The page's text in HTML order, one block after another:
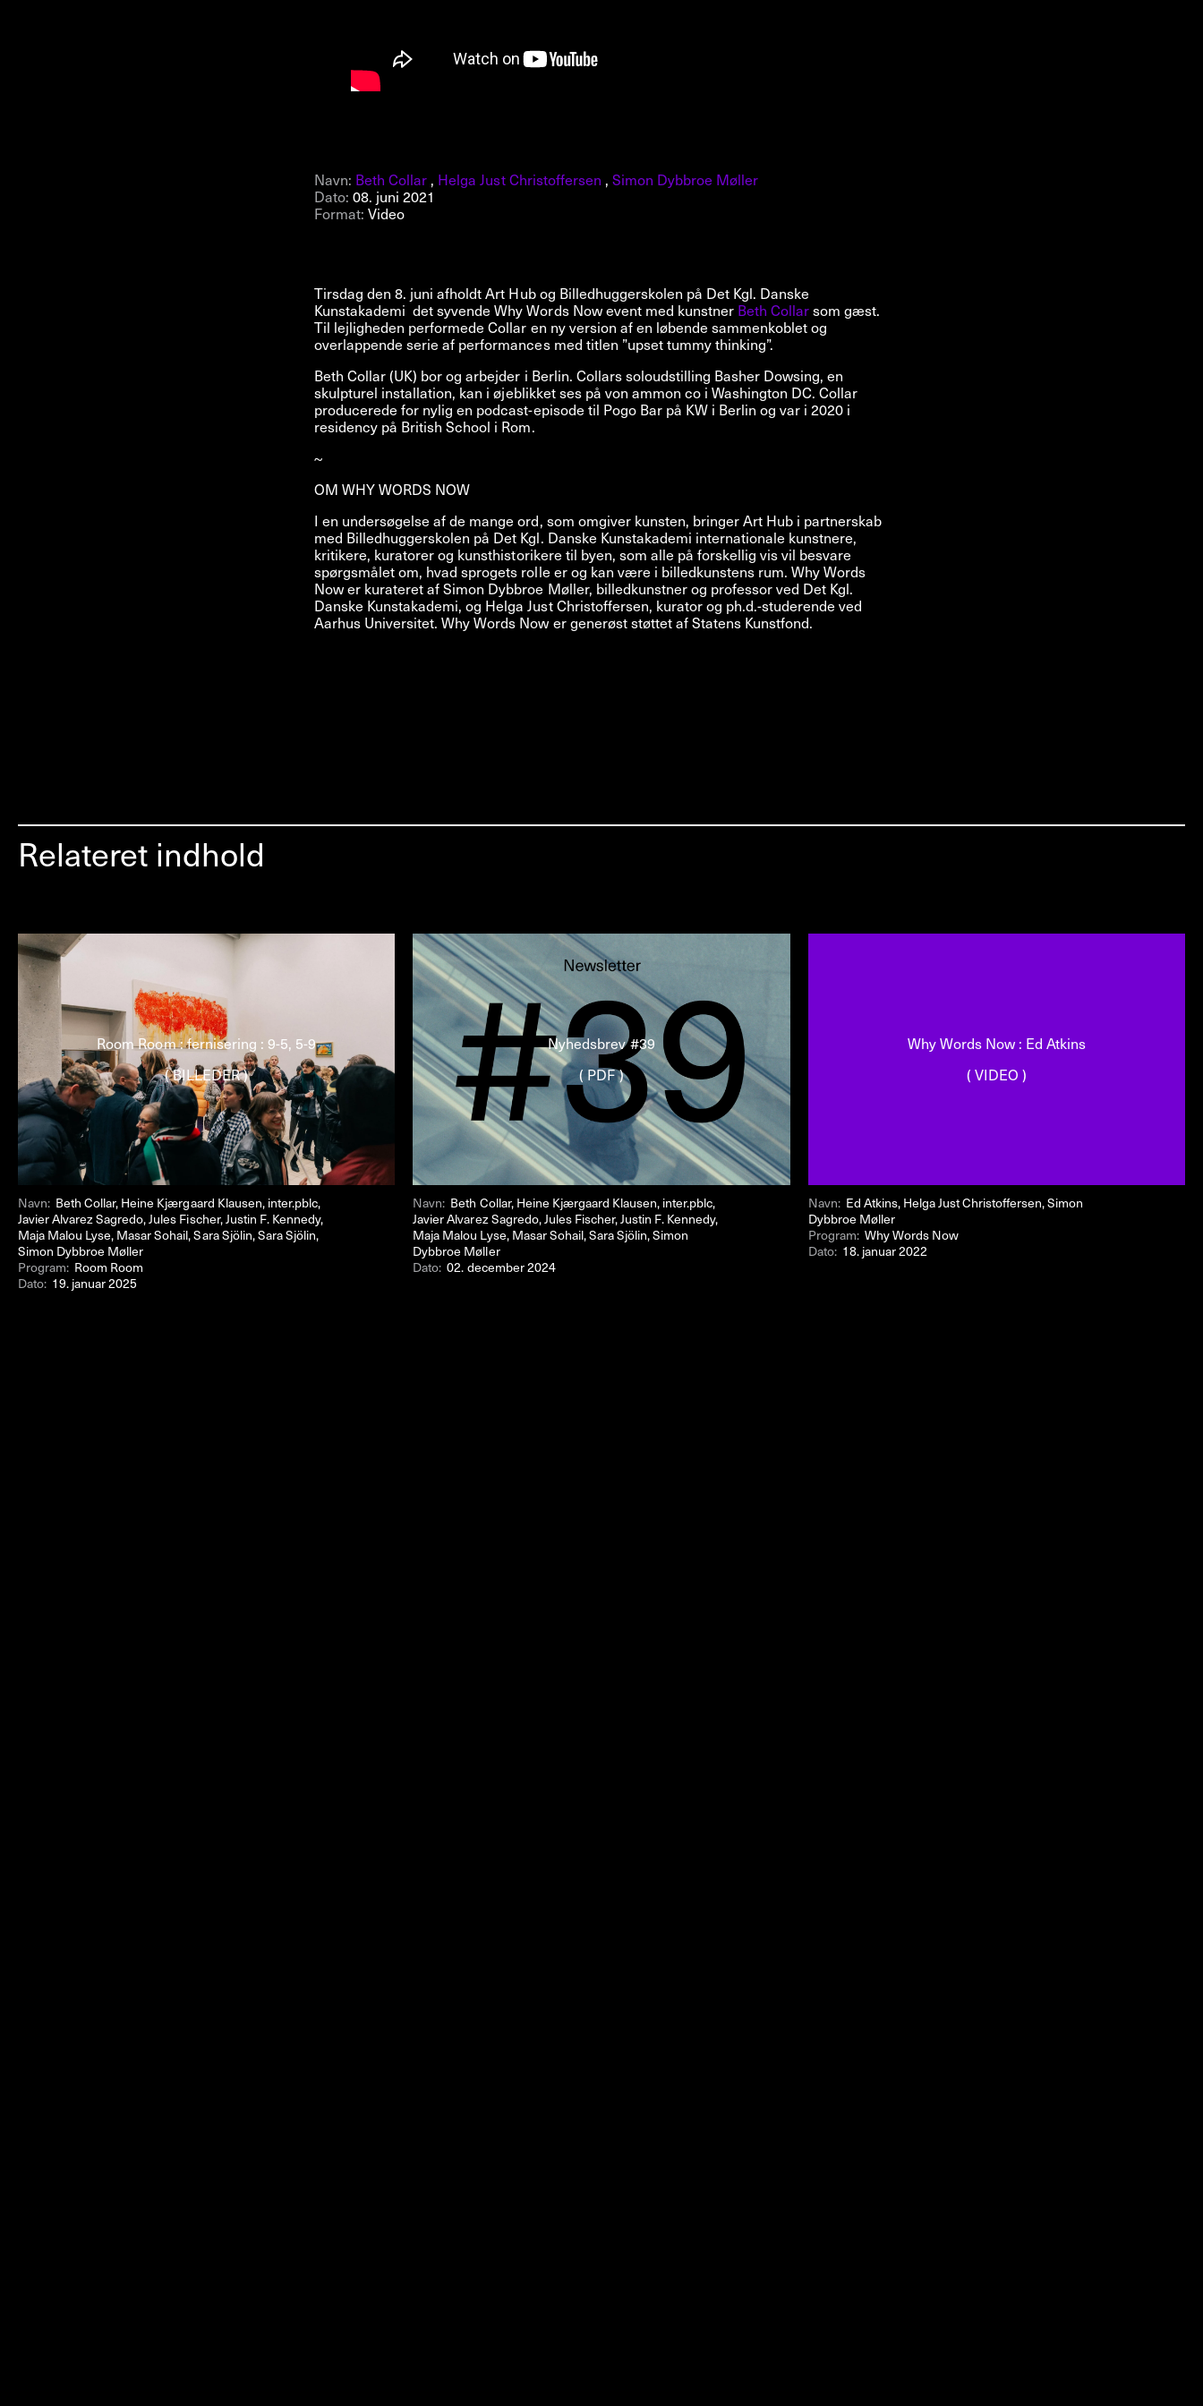
THORAVEJ 29, 2400 KØBENHAVN NV, DANMARK INFO@ARTHUBCOPENHAGEN.DK
Navn: Beth Collar , Helga Just Christoffersen , Simon Dybbroe Møller
Dato:08. juni 2021
Format:Video
Tirsdag den 8. juni afholdt Art Hub og Billedhuggerskolen på Det Kgl. Danske
Kunstakademi det syvende Why Words Now event med kunstner Beth Collarsom gæst.
Til lejligheden performede Collar en ny version af en løbende sammenkoblet og
overlappende serie af performances med titlen ”upset tummy thinking”.
Beth Collar (UK) bor og arbejder i Berlin. Collars soloudstilling Basher Dowsing, en
skulpturel installation, kan i øjeblikket ses på von ammon co i Washington DC. Collar
producerede for nylig en podcast-episode til Pogo Bar på KW i Berlin og var i 2020 i
residency på British School i Rom.
~
OM WHY WORDS NOW
I en undersøgelse af de mange ord, som omgiver kunsten, bringer Art Hub i partnerskab
med Billedhuggerskolen på Det Kgl. Danske Kunstakademi internationale kunstnere,
kritikere, kuratorer og kunsthistorikere til byen, som alle på forskellig vis vil besvare
spørgsmålet om, hvad sprogets rolle er og kan være i billedkunstens rum. Why Words
Now er kurateret af Simon Dybbroe Møller, billedkunstner og professor ved Det Kgl.
Danske Kunstakademi, og Helga Just Christoffersen, kurator og ph.d.-studerende ved
Aarhus Universitet. Why Words Now er generøst støttet af Statens Kunstfond.
Relateret indhold
Room Room : fernisering : 9-5, 5-9
( BILLEDER )
Navn: Beth Collar, Heine Kjærgaard Klausen, inter.pblc,
Javier Alvarez Sagredo, Jules Fischer, Justin F. Kennedy,
Maja Malou Lyse, Masar Sohail, Sara Sjölin, Sara Sjölin,
Simon Dybbroe Møller
Program: Room Room
Dato: 19. januar 2025
Nyhedsbrev #39
( PDF )
Navn: Beth Collar, Heine Kjærgaard Klausen, inter.pblc,
Javier Alvarez Sagredo, Jules Fischer, Justin F. Kennedy,
Maja Malou Lyse, Masar Sohail, Sara Sjölin, Simon
Dybbroe Møller
Dato:02. december 2024
Why Words Now : Ed Atkins
( VIDEO )
Navn: Ed Atkins, Helga Just Christoffersen, Simon
Dybbroe Møller
Program: Why Words Now
Dato: 18. januar 2022